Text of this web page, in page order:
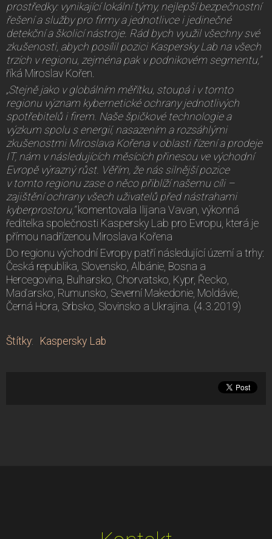
prostředky: vynikající lokální týmy, nejlepší bezpečnostní
řešení a služby pro firmy a jednotlivce i jedinečné
detekční a školicí nástroje. Rád bych využil všechny své
zkušenosti, abych posílil pozici Kaspersky Lab na všech
trzích v regionu, zejména pak v podnikovém segmentu,“
říká Miroslav Kořen.
„Stejně jako v globálním měřítku, stoupá i v tomto
regionu význam kybernetické ochrany jednotlivých
spotřebitelů i firem. Naše špičkové technologie a
výzkum spolu s energií, nasazením a rozsáhlými
zkušenostmi Miroslava Kořena v oblasti řízení a prodeje
IT, nám v následujících měsících přinesou ve východní
Evropě výrazný růst. Věřím, že nás silnější pozice
v tomto regionu zase o něco přiblíží našemu cíli –
zajištění ochrany všech uživatelů před nástrahami
kyberprostoru,“komentovala Ilijana Vavan, výkonná
ředitelka společnosti Kaspersky Lab pro Evropu, která je
přímou nadřízenou Miroslava Kořena
Do regionu východní Evropy patří následující území a trhy:
Česká republika, Slovensko, Albánie, Bosna a
Hercegovina, Bulharsko, Chorvatsko, Kypr, Řecko,
Maďarsko, Rumunsko, Severní Makedonie, Moldávie,
Černá Hora, Srbsko, Slovinsko a Ukrajina. (4.3.2019)
Štítky: Kaspersky Lab